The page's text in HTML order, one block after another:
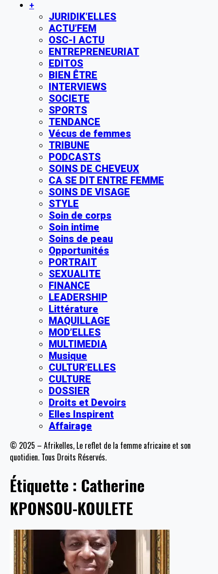
+
JURIDIK’ELLES
ACTU’FEM
OSC-I ACTU
ENTREPRENEURIAT
EDITOS
BIEN ÊTRE
INTERVIEWS
SOCIETE
SPORTS
TENDANCE
Vécus de femmes
TRIBUNE
PODCASTS
SOINS DE CHEVEUX
CA SE DIT ENTRE FEMME
SOINS DE VISAGE
STYLE
Soin de corps
Soin intime
Soins de peau
Opportunités
PORTRAIT
SEXUALITE
FINANCE
LEADERSHIP
Littérature
MAQUILLAGE
MOD’ELLES
MULTIMEDIA
Musique
CULTUR’ELLES
CULTURE
DOSSIER
Droits et Devoirs
Elles Inspirent
Affairage
© 2025 – Afrikelles, Le reflet de la femme africaine et son
quotidien. Tous Droits Réservés.
Étiquette : Catherine
KPONSOU-KOULETE